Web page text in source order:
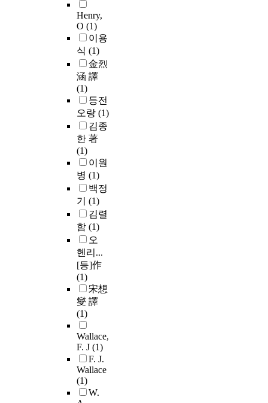
Henry,
O (1)
이용
식 (1)
金烈
涵 譯
(1)
등전
오랑 (1)
김종
한 著
(1)
이원
병 (1)
백정
기 (1)
김렬
함 (1)
오
헨리...
[등]作
(1)
宋想
燮 譯
(1)
Wallace,
F. J (1)
F. J.
Wallace
(1)
W.